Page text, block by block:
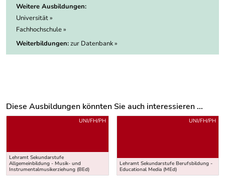
Weitere Ausbildungen:
Universität »
Fachhochschule »
Weiterbildungen:zur Datenbank »
Diese Ausbildungen könnten Sie auch interessieren ...
Uber weitere Ausbildungsvorschläge
Lehramt Sekundarstufe
Allgemeinbildung - Musik- und
Instrumentalmusikerziehung (BEd)
UNI/FH/PH
Lehramt Sekundarstufe Berufsbildung -
Educational Media (MEd)
UNI/FH/PH